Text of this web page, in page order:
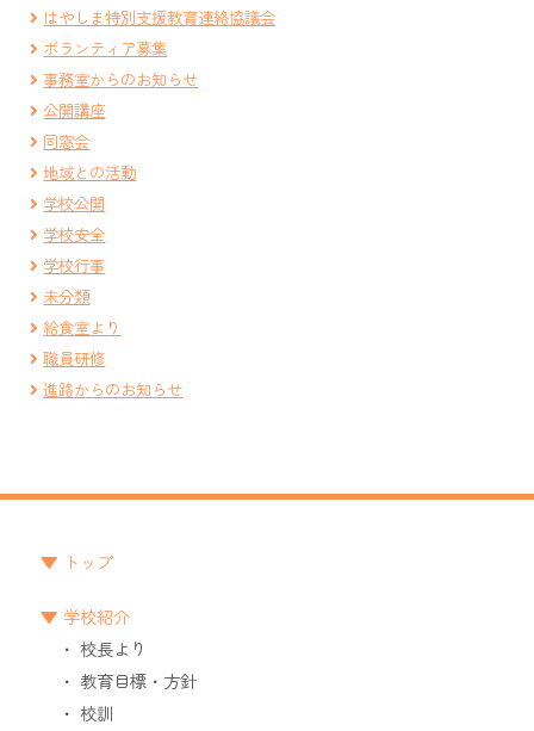
はやしま特別支援教育連絡協議会
ボランティア募集
事務室からのお知らせ
公開講座
同窓会
地域との活動
学校公開
学校安全
学校行事
未分類
給食室より
職員研修
進路からのお知らせ
トップ
学校紹介
校長より
教育目標・方針
校訓